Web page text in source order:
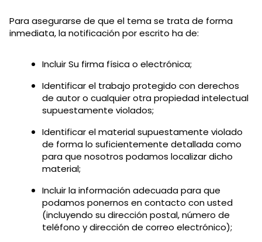
Para asegurarse de que el tema se trata de forma
inmediata, la notificación por escrito ha de:
Incluir Su firma física o electrónica;
Identificar el trabajo protegido con derechos
de autor o cualquier otra propiedad intelectual
supuestamente violados;
Identificar el material supuestamente violado
de forma lo suficientemente detallada como
para que nosotros podamos localizar dicho
material;
Incluir la información adecuada para que
podamos ponernos en contacto con usted
(incluyendo su dirección postal, número de
teléfono y dirección de correo electrónico);